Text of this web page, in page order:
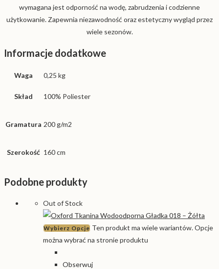
wymagana jest odporność na wodę, zabrudzenia i codzienne
użytkowanie. Zapewnia niezawodność oraz estetyczny wygląd przez
wiele sezonów.
Informacje dodatkowe
Waga 0,25 kg
Skład 100% Poliester
Gramatura 200 g/m2
Szerokość 160 cm
Podobne produkty
Out of Stock
Wybierz Opcje Ten produkt ma wiele wariantów. Opcje
można wybrać na stronie produktu
Obserwuj